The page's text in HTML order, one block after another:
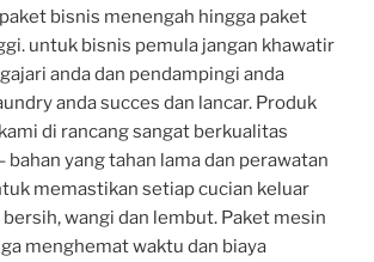
bisnis menengah hingga paket
untuk bisnis pemula jangan khawatir
anda dan pendampingi anda
anda succes dan lancar. Produk
di rancang sangat berkualitas
bahan yang tahan lama dan perawatan
memastikan setiap cucian keluar
bersih, wangi dan lembut. Paket mesin
menghemat waktu dan biaya